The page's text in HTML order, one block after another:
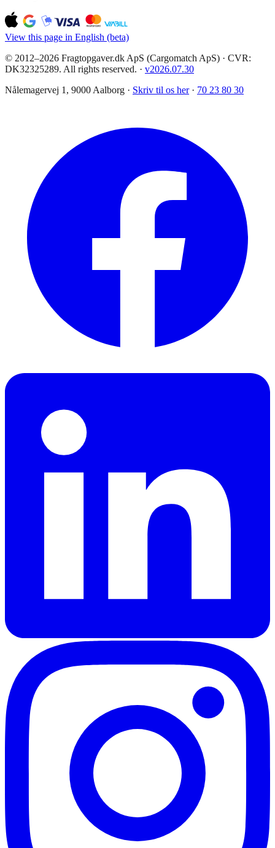
View this page in English (beta)
© 2012–2026 Fragtopgaver.dk ApS (Cargomatch ApS) · CVR:
DK32325289. All rights reserved. · v2026.07.30
Nålemagervej 1, 9000 Aalborg · Skriv til os her · 70 23 80 30